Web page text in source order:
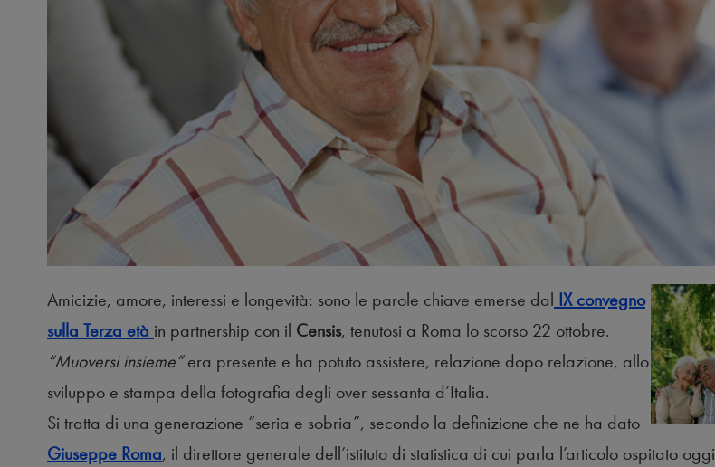
Amicizie, amore, interessi e longevità: sono le parole chiave emerse dal IX convegno
sulla Terza età in partnership con il Censis, tenutosi a Roma lo scorso 22 ottobre.
“Muoversi insieme”era presente e ha potuto assistere, relazione dopo relazione, allo
sviluppo e stampa della fotografia degli over sessanta d’Italia.
Si tratta di una generazione “seria e sobria”, secondo la definizione che ne ha dato
Giuseppe Roma, il direttore generale dell’istituto di statistica di cui parla l’articolo ospitato oggi